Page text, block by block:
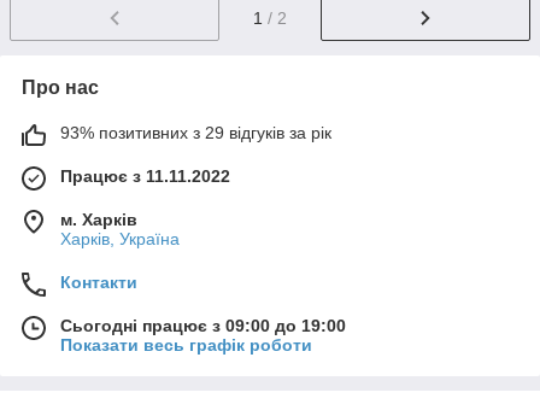
1 / 2
Про нас
93% позитивних з 29 відгуків за рік
Працює з 11.11.2022
м. Харків
Харків, Україна
Контакти
Сьогодні працює з 09:00 до 19:00
Показати весь графік роботи